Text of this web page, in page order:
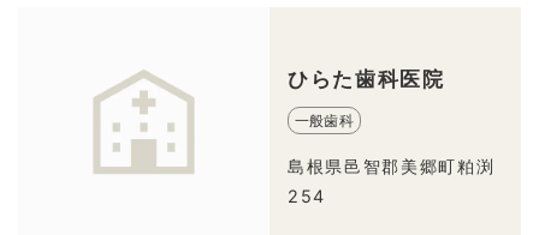
ひらた歯科医院
一般歯科
島根県邑智郡美郷町粕渕
254